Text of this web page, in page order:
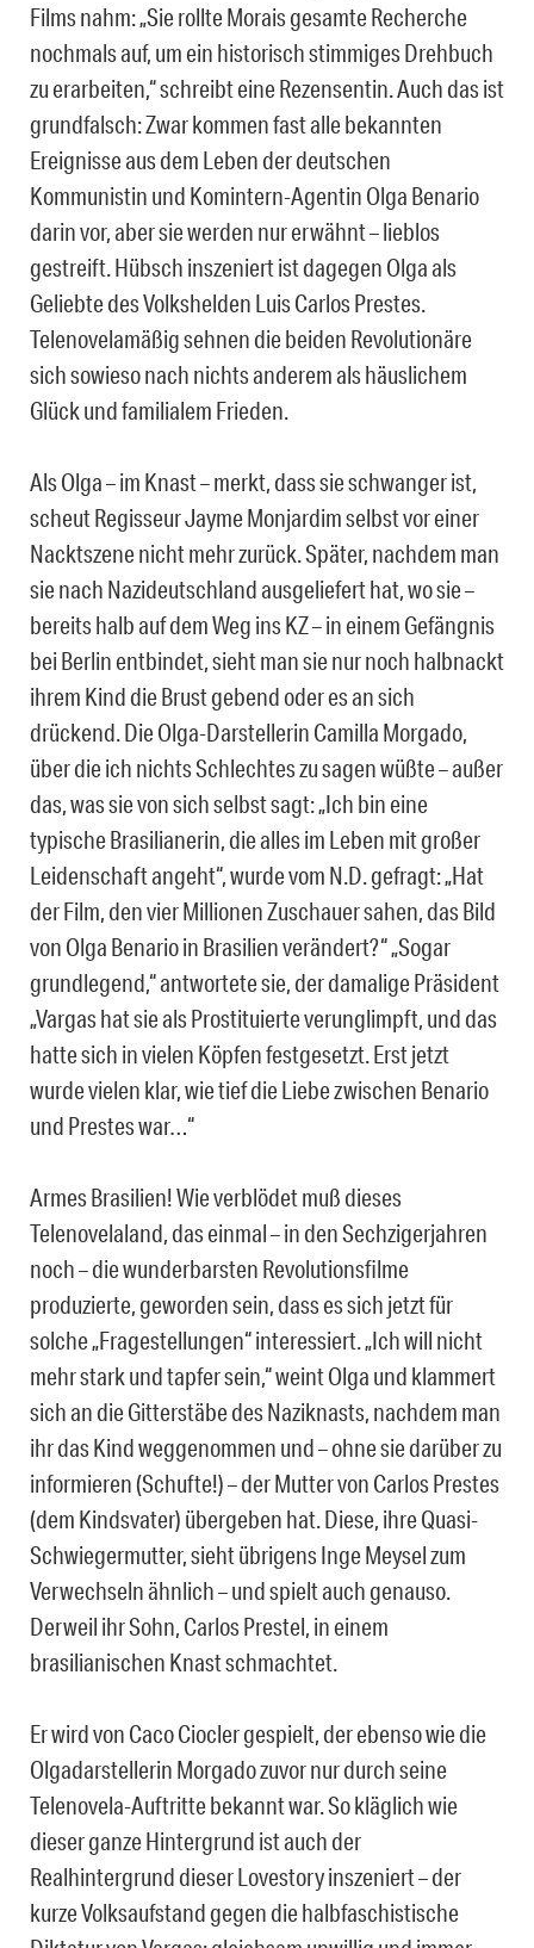
Films nahm: „Sie rollte Morais gesamte Recherche
nochmals auf, um ein historisch stimmiges Drehbuch
zu erarbeiten,“ schreibt eine Rezensentin. Auch das ist
grundfalsch: Zwar kommen fast alle bekannten
Ereignisse aus dem Leben der deutschen
Kommunistin und Komintern-Agentin Olga Benario
darin vor, aber sie werden nur erwähnt – lieblos
gestreift. Hübsch inszeniert ist dagegen Olga als
Geliebte des Volkshelden Luis Carlos Prestes.
Telenovelamäßig sehnen die beiden Revolutionäre
sich sowieso nach nichts anderem als häuslichem
Glück und familialem Frieden.
Als Olga – im Knast – merkt, dass sie schwanger ist,
scheut Regisseur Jayme Monjardim selbst vor einer
Nacktszene nicht mehr zurück. Später, nachdem man
sie nach Nazideutschland ausgeliefert hat, wo sie –
bereits halb auf dem Weg ins KZ – in einem Gefängnis
bei Berlin entbindet, sieht man sie nur noch halbnackt
ihrem Kind die Brust gebend oder es an sich
drückend. Die Olga-Darstellerin Camilla Morgado,
über die ich nichts Schlechtes zu sagen wüßte – außer
das, was sie von sich selbst sagt: „Ich bin eine
typische Brasilianerin, die alles im Leben mit großer
Leidenschaft angeht“, wurde vom N.D. gefragt: „Hat
der Film, den vier Millionen Zuschauer sahen, das Bild
von Olga Benario in Brasilien verändert?“ „Sogar
grundlegend,“ antwortete sie, der damalige Präsident
„Vargas hat sie als Prostituierte verunglimpft, und das
hatte sich in vielen Köpfen festgesetzt. Erst jetzt
wurde vielen klar, wie tief die Liebe zwischen Benario
und Prestes war…“
Armes Brasilien! Wie verblödet muß dieses
Telenovelaland, das einmal – in den Sechzigerjahren
noch – die wunderbarsten Revolutionsfilme
produzierte, geworden sein, dass es sich jetzt für
solche „Fragestellungen“ interessiert. „Ich will nicht
mehr stark und tapfer sein,“ weint Olga und klammert
sich an die Gitterstäbe des Naziknasts, nachdem man
ihr das Kind weggenommen und – ohne sie darüber zu
informieren (Schufte!) – der Mutter von Carlos Prestes
(dem Kindsvater) übergeben hat. Diese, ihre Quasi-
Schwiegermutter, sieht übrigens Inge Meysel zum
Verwechseln ähnlich – und spielt auch genauso.
Derweil ihr Sohn, Carlos Prestel, in einem
brasilianischen Knast schmachtet.
Er wird von Caco Ciocler gespielt, der ebenso wie die
Olgadarstellerin Morgado zuvor nur durch seine
Telenovela-Auftritte bekannt war. So kläglich wie
dieser ganze Hintergrund ist auch der
Realhintergrund dieser Lovestory inszeniert – der
kurze Volksaufstand gegen die halbfaschistische